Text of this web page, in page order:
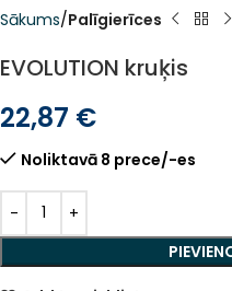
Sākums Palīgierīces
EVOLUTION kruķis
22,87 €
Noliktavā 8 prece/-es
Alternative: